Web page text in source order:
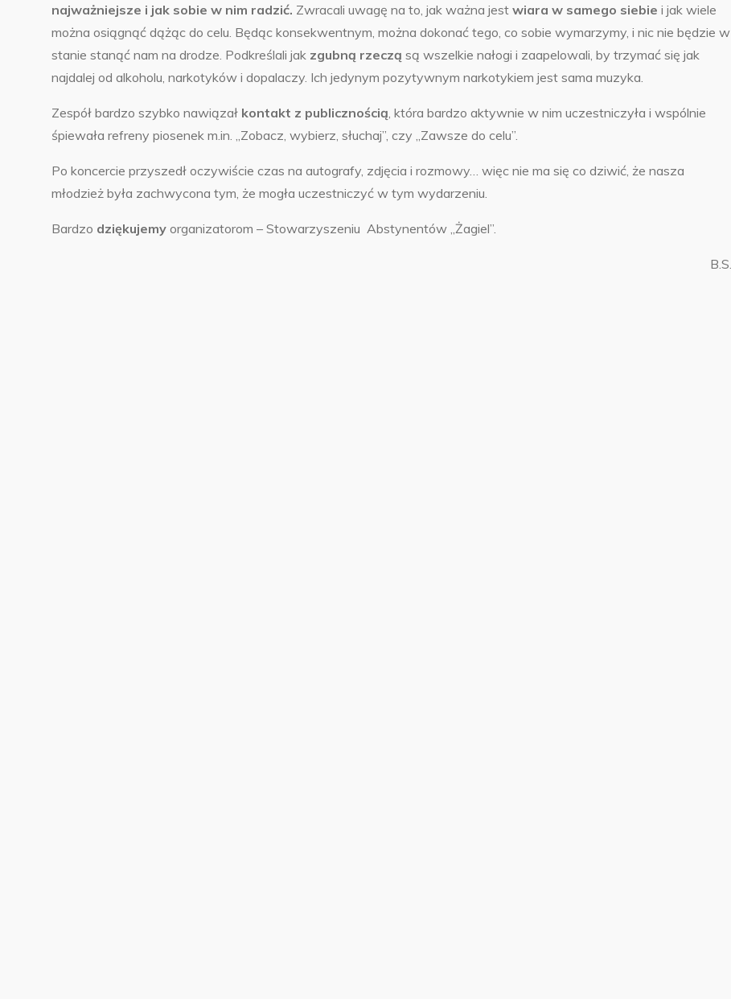
najważniejsze i jak sobie w nim radzić. Zwracali uwagę na to, jak ważna jest wiara w samego siebie i jak wiele
można osiągnąć dążąc do celu. Będąc konsekwentnym, można dokonać tego, co sobie wymarzymy, i nic nie będzie w
stanie stanąć nam na drodze. Podkreślali jak zgubną rzeczą są wszelkie nałogi i zaapelowali, by trzymać się jak
najdalej od alkoholu, narkotyków i dopalaczy. Ich jedynym pozytywnym narkotykiem jest sama muzyka.
Zespół bardzo szybko nawiązał kontakt z publicznością , która bardzo aktywnie w nim uczestniczyła i wspólnie
śpiewała refreny piosenek m.in. „Zobacz, wybierz, słuchaj”, czy „Zawsze do celu”.
Po koncercie przyszedł oczywiście czas na autografy, zdjęcia i rozmowy… więc nie ma się co dziwić, że nasza
młodzież była zachwycona tym, że mogła uczestniczyć w tym wydarzeniu.
Bardzo dziękujemy organizatorom – Stowarzyszeniu Abstynentów „Żagiel”.
B.S.